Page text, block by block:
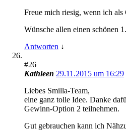
Freue mich riesig, wenn ich
Wünsche allen einen schönen
Antworten ↓
#26
Kathleen 29.11.2015 um 16:29
Liebes Smilla-Team,
eine ganz tolle Idee. Danke
Gewinn-Option 2 teilnehmen.
Gut gebrauchen kann ich